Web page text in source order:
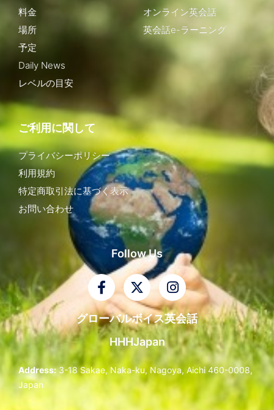
料金
場所
予定
Daily News
レベルの目安
オンライン英会話
英会話e-ラーニング
ご利用に関して
プライバシーポリシー
利用規約
特定商取引法に基づく表示
お問い合わせ
Follow Us
F
a
c
e
b
o
o
k
f
X
-
t
w
i
t
t
e
r
I
n
s
t
a
g
r
a
m
グローバルボイス英会話
HHHJapan
Address:3-18 Sakae, Naka-ku, Nagoya, Aichi 460-0008,
Japan